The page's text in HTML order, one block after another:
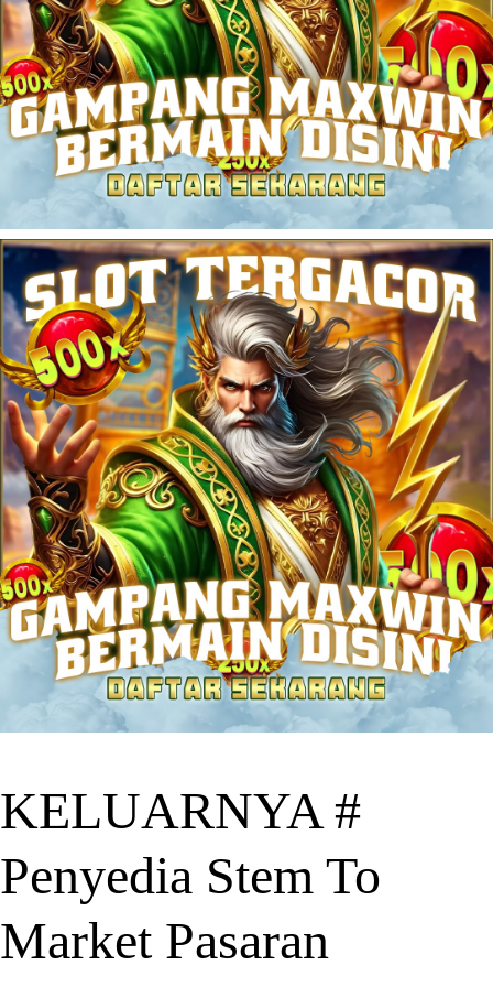
KELUARNYA #
Penyedia Stem To
Market Pasaran